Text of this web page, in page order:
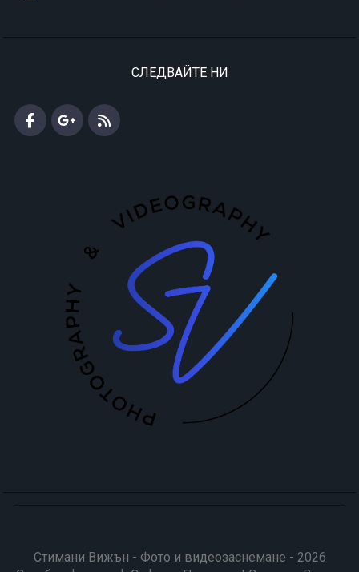
СЛЕДВАЙТЕ НИ
Стимани Вижън - Фото и видеозаснемане - 2026